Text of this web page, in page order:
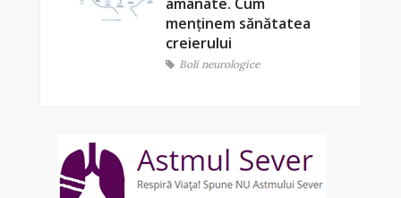
menținem sănătatea
creierului
Boli neurologice